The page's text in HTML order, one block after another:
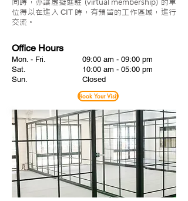
同時，亦讓虛擬進駐 (virtual membership) 的單
位得以在進入CIT 時，有預留的工作區域，進行
交流。
Office Hours
Mon. - Fri.
Sat.
Sun.
09:00 am - 09:00 pm
10:00 am - 05:00 pm
Closed
Book Your Visit